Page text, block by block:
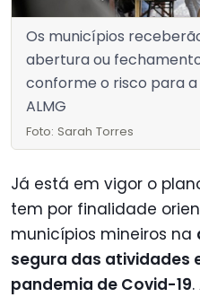
Os municípios
abertura ou
conforme o risco para
ALMG
Foto: Sarah Torres
Já está em vigor o
tem por finalidade
municípios mineiros na
segura das atividades
pandemia de Covid-19